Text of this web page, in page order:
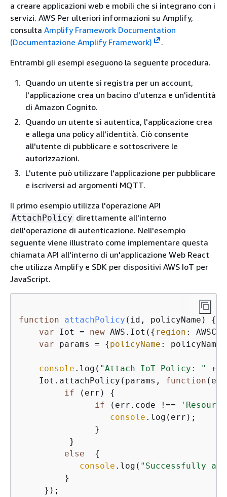
a creare applicazioni web e mobili che si integrano con i
servizi. AWS Per ulteriori informazioni su Amplify,
consulta Amplify Framework Documentation
(Documentazione Amplify Framework)
.
Entrambi gli esempi eseguono la seguente procedura.
Quando un utente si registra per un account,
l'applicazione crea un bacino d'utenza e un'identità
di Amazon Cognito.
Quando un utente si autentica, l'applicazione crea
e allega una policy all'identità. Ciò consente
all'utente di pubblicare e sottoscrivere le
autorizzazioni.
L'utente può utilizzare l'applicazione per pubblicare
e iscriversi ad argomenti MQTT.
Il primo esempio utilizza l'operazione API
AttachPolicy direttamente all'interno
dell'operazione di autenticazione. Nell'esempio
seguente viene illustrato come implementare questa
chiamata API all'interno di un'applicazione Web React
che utilizza Amplify e SDK per dispositivi AWS IoT per
JavaScript.
function attachPolicy ( id, policyName ) {
var Iot = new AWS.Iot( { region :
var params = {policyName :
console .log( "Attach IoT Policy: "
+
    Iot.attachPolicy(params,
function (
if (err) {
if (err.code !==
console .log(err);
               }
          }
else
{
console .log( "Successfully
         }
     });